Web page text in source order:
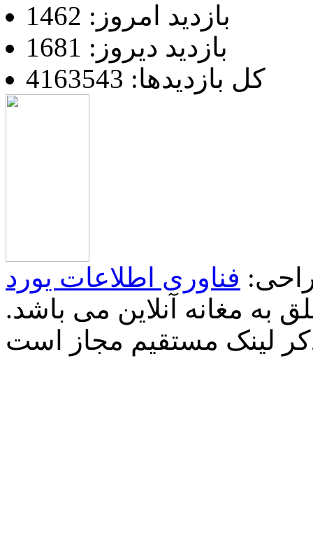
بازدید امروز: 1462
بازدید دیروز: 1681
کل بازدیدها: 4163543
فناوری اطلاعات یورد
به مغانه آنلاین می باشد.